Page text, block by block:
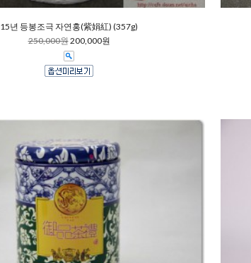
15년 등봉조극 자연홍(紫娟紅) (357g)
250,000원200,000원